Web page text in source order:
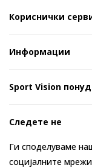
Кориснички
Информации
Sport Vision
Следете не
Ги споделуваме
социјалните